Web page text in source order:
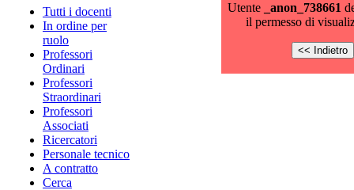
Tutti i docenti
In ordine per
ruolo
Professori
Ordinari
Professori
Straordinari
Professori
Associati
Ricercatori
Personale tecnico
A contratto
Cerca
Utente
_anon_738661
il permesso di